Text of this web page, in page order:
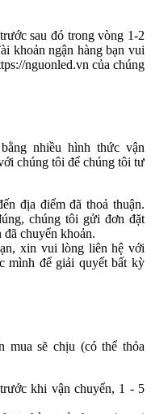
sau đó trong vòng 1-2
khoản ngận hàng bạn vui
nguonled.vn của chúng
nhiều hình thức vận
chúng tôi để chúng tôi tư
địa điểm đã thoả thuận.
chúng tôi gửi đơn đặt
chuyển khoản.
xin vui lòng liên hệ với
mình để giải quyết bất kỳ
mua sẽ chịu (có thể thỏa
khi vận chuyển, 1 - 5